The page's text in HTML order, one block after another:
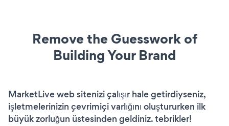
Remove the Guesswork of
Building Your Brand
MarketLive web sitenizi çalışır hale getirdiyseniz,
işletmelerinizin çevrimiçi varlığını oluştururken ilk
büyük zorluğun üstesinden geldiniz. tebrikler!